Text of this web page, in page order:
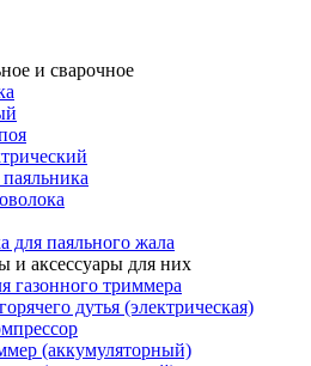
и сварочное
для паяльного жала
и аксессуары для них
газонного триммера
дутья (электрическая)
(аккумуляторный)